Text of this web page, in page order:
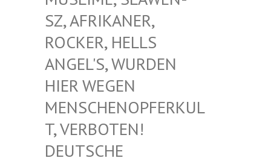
Z, AFRIKANER, R
OCKER, HELLS A
NGEL'S, WURDEN H
IER WEGEN M
ENSCHENOPFERKULT
, VERBOTEN! D
EUTSCHE E